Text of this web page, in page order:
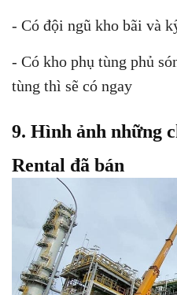
- Có đội ngũ kho bãi và
- Có kho phụ tùng phủ
tùng thì sẽ có ngay
9. Hình ảnh những
Rental đã bán